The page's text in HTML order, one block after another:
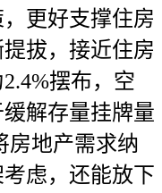
更好支撑住房
拔，接近住房
摆布，空
解存量挂牌量
房地产需求纳
虑，还能放下